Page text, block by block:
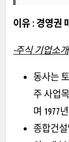
이유 : 경영권
-주식 기업소개
동사는
주 사업
며 1977
종합건